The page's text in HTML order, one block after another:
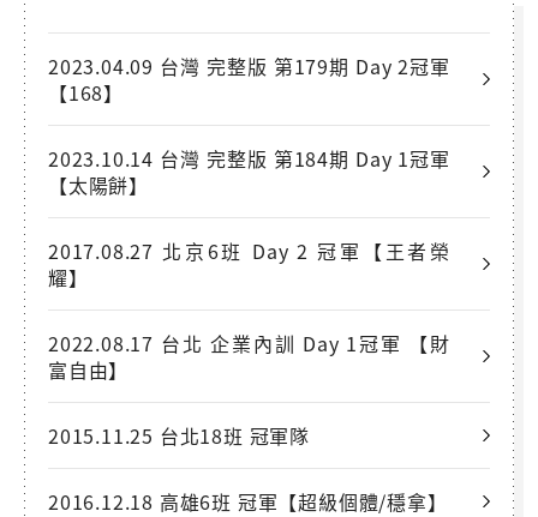
2023.04.09 台灣 完整版 第179期 Day 2冠軍
【168】
2023.10.14 台灣 完整版 第184期 Day 1冠軍
【太陽餅】
2017.08.27 北京6班 Day 2 冠軍【王者榮
耀】
2022.08.17 台北 企業內訓 Day 1冠軍 【財
富自由】
2015.11.25 台北18班 冠軍隊
2016.12.18 高雄6班 冠軍【超級個體/穩拿】